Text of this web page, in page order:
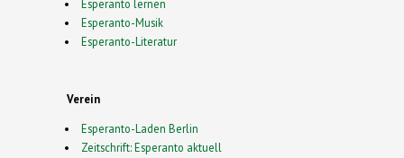
Esperanto lernen
Esperanto-Musik
Esperanto-Literatur
Verein
Esperanto-Laden Berlin
Zeitschrift: Esperanto aktuell